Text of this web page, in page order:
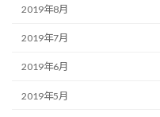
2019年8月
2019年7月
2019年6月
2019年5月